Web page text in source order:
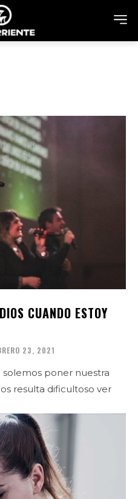
CUANDO ESTOY
23, 2021
poner nuestra
resulta dificultoso ver